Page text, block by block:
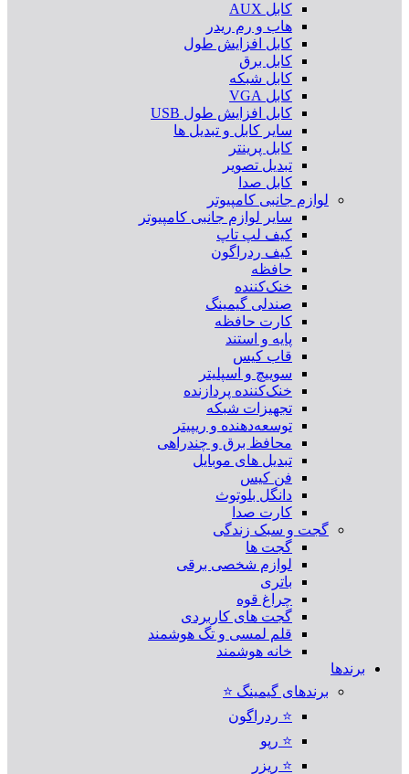
کابل AUX
هاب و رم ریدر
کابل افزایش طول
کابل برق
کابل شبکه
کابل VGA
کابل افزایش طول USB
سایر کابل و تبدیل ها
کابل پرینتر
تبدیل تصویر
کابل صدا
لوازم جانبی کامپیوتر
سایر لوازم جانبی کامپیوتر
کیف لپ تاپ
کیف ردراگون
حافظه
خنک‌کننده
صندلی گیمینگ
کارت حافظه
پایه و استند
قاب کیس
سوییچ و اسپلیتر
خنک‌کننده پردازنده
تجهیزات شبکه
توسعه‌دهنده و ریپیتر
محافظ برق و چندراهی
تبدیل های موبایل
فن کیس
دانگل بلوتوث
کارت صدا
گجت و سبک زندگی
گجت ها
لوازم شخصی برقی
باتری
چراغ قوه
گجت های کاربردی
قلم لمسی و تگ هوشمند
خانه هوشمند
برندها
برندهای گیمینگ ⭐
⭐ ردراگون
⭐ رپو
⭐ ریزر